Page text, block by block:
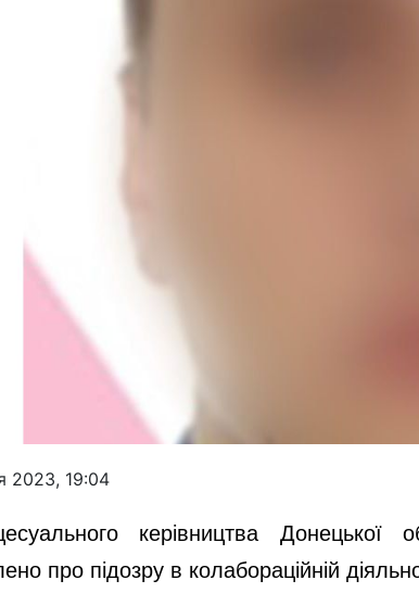
2023, 19:04
керівництва
про підозру в колабораційній